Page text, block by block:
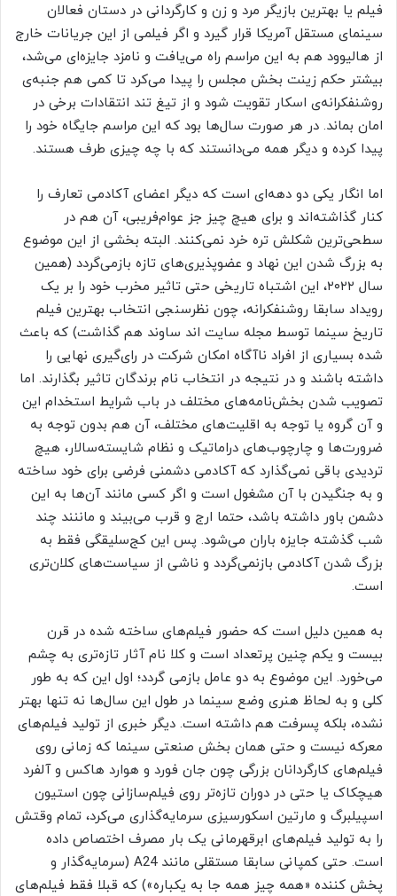
فیلم یا بهترین بازیگر مرد و زن و کارگردانی در دستان فعالان
سینمای مستقل آمریکا قرار گیرد و اگر فیلمی از این جریانات خارج
از هالیوود هم به این مراسم راه می‌یافت و نامزد جایزه‌ای می‌شد،
بیشتر حکم زینت بخش مجلس را پیدا می‌کرد تا کمی هم جنبه‌ی
روشنفکرانه‌ی اسکار تقویت شود و از تیغ تند انتقادات برخی در
امان بماند. در هر صورت سال‌ها بود که این مراسم جایگاه خود را
پیدا کرده و دیگر همه می‌دانستند که با چه چیزی طرف هستند.
اما انگار یکی دو دهه‌ای است که دیگر اعضای آکادمی تعارف را
کنار گذاشته‌اند و برای هیچ چیز جز عوام‌فریبی، آن هم در
سطحی‌ترین شکلش تره خرد نمی‌کنند. البته بخشی از این موضوع
به بزرگ شدن این نهاد و عضوپذیری‌های تازه بازمی‌گردد (همین
سال ۲۰۲۲، این اشتباه تاریخی حتی تاثیر مخرب خود را بر یک
رویداد سابقا روشنفکرانه، چون نظرسنجی انتخاب بهترین فیلم
تاریخ سینما توسط مجله سایت اند ساوند هم گذاشت) که باعث
شده بسیاری از افراد ناآگاه امکان شرکت در رای‌گیری نهایی را
داشته باشند و در نتیجه در انتخاب نام برندگان تاثیر بگذارند. اما
تصویب شدن بخش‌نامه‌های مختلف در باب شرایط استخدام این
و آن گروه یا توجه به اقلیت‌های مختلف، آن هم بدون توجه به
ضرورت‌ها و چارچوب‌های دراماتیک و نظام شایسته‌سالار، هیچ
تردیدی باقی نمی‌گذارد که آکادمی دشمنی فرضی برای خود ساخته
و به جنگیدن با آن مشغول است و اگر کسی مانند آن‌ها به این
دشمن باور داشته باشد، حتما ارج و قرب می‌بیند و ماننند چند
شب گذشته جایزه باران می‌شود. پس این کج‌سلیقگی فقط به
بزرگ شدن آکادمی بازنمی‌گردد و ناشی از سیاست‌های کلا‌ن‌تری
است.
به همین دلیل است که حضور فیلم‌های ساخته شده در قرن
بیست و یکم چنین پرتعداد است و کلا نام آثار تازه‌تری به چشم
می‌خورد. این موضوع به دو عامل بازمی گردد؛ اول این که به طور
کلی و به لحاظ هنری وضع سینما در طول این سال‌ها نه تنها بهتر
نشده، بلکه پسرفت هم داشته است. دیگر خبری از تولید فیلم‌های
معرکه نیست و حتی همان بخش صنعتی سینما که زمانی روی
فیلم‌های کارگردانان بزرگی چون جان فورد و هوارد هاکس و آلفرد
هیچکاک یا حتی در دوران تازه‌تر روی فیلم‌سازانی چون استیون
اسپیلبرگ و مارتین اسکورسیزی سرمایه‌گذاری می‌کرد، تمام وقتش
را به تولید فیلم‌های ابرقهرمانی یک بار مصرف اختصاص داده
است. حتی کمپانی سابقا مستقلی مانند A24 (سرمایه‌گذار و
پخش کننده «همه چیز همه جا به یکباره») که قبلا فقط فیلم‌های